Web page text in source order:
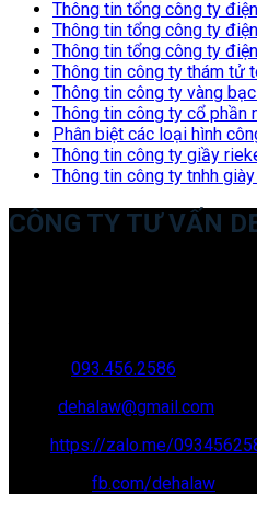
Thông tin tổng công ty
Thông tin tổng công ty
Thông tin tổng công ty
Thông tin công ty thám tử
Thông tin công ty vàng
Thông tin công ty cổ phần
Phân biệt các loại hình
Thông tin công ty giầy
Thông tin công ty tnhh
CÔNG TY TƯ VẤN
093.456.2586
dehalaw@gmail.com
https://zalo.me/
fb.com/dehalaw